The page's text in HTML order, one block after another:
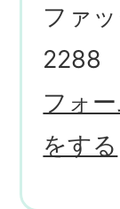
ファ
2288
フォ
をする